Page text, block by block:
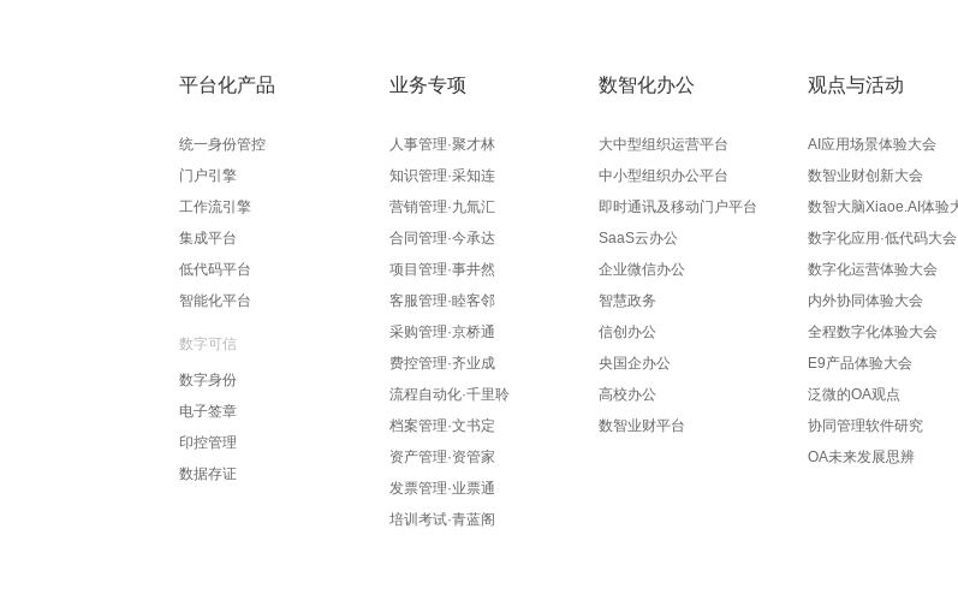
平台化产品
统一身份管控
门户引擎
工作流引擎
集成平台
低代码平台
智能化平台
数字可信
数字身份
电子签章
印控管理
数据存证
业务专项
人事管理·聚才林
知识管理·采知连
营销管理·九氚汇
合同管理·今承达
项目管理·事井然
客服管理·睦客邻
采购管理·京桥通
费控管理·齐业成
流程自动化·千里聆
档案管理·文书定
资产管理·资管家
发票管理·业票通
培训考试·青蓝阁
数智化办公
大中型组织运营平台
中小型组织办公平台
即时通讯及移动门户平台
SaaS云办公
企业微信办公
智慧政务
信创办公
央国企办公
高校办公
数智业财平台
观点与活动
AI应用场景体验大会
数智业财创新大会
数智大脑Xiaoe.AI体验
数字化应用·低代码大会
数字化运营体验大会
内外协同体验大会
全程数字化体验大会
E9产品体验大会
泛微的OA观点
协同管理软件研究
OA未来发展思辨